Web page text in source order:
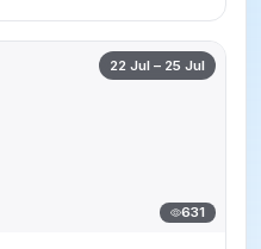
22 Jul – 25 Jul
631